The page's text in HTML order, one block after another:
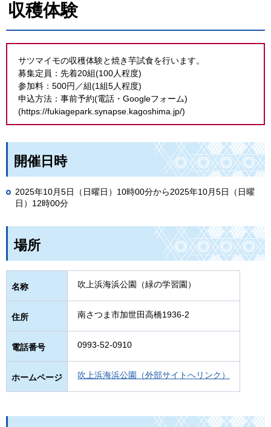
収穫体験
サツマイモの収穫体験と焼き芋試食を行います。
募集定員：先着20組(100人程度)
参加料：500円／組(1組5人程度)
申込方法：事前予約(電話・Googleフォーム)
(https://fukiagepark.synapse.kagoshima.jp/)
開催日時
2025年10月5日（日曜日）10時00分から2025年10月5日（日曜
日）12時00分
場所
名称 吹上浜海浜公園（緑の学習園）
住所 南さつま市加世田高橋1936-2
電話番号 0993-52-0910
ホームページ 吹上浜海浜公園（外部サイトへリンク）